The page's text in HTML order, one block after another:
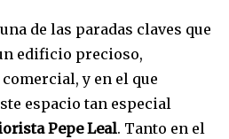
de las paradas claves que
edificio precioso,
y en el que
espacio tan especial
Pepe Leal. Tanto en el